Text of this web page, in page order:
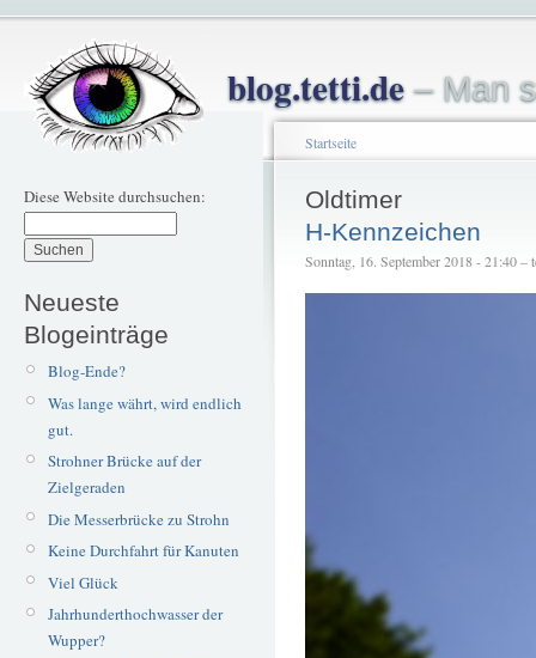
blog.tetti.de– Man
Diese Website durchsuchen:
Neueste
Blogeinträge
Blog-Ende?
Was lange währt, wird endlich
gut.
Strohner Brücke auf der
Zielgeraden
Die Messerbrücke zu Strohn
Keine Durchfahrt für Kanuten
Viel Glück
Jahrhunderthochwasser der
Wupper?
Startseite
Oldtimer
H-Kennzeichen
Sonntag, 16. September 2018 - 21:40 –